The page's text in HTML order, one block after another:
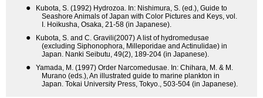
●
Kubota, S. (1992) Hydrozoa. In: Nishimura, S. (ed.), Guide to
Seashore Animals of Japan with Color Pictures and Keys, vol.
I. Hoikusha, Osaka, 21-58 (in Japanese).
●
Kubota, S. and C. Gravili(2007) A list of hydromedusae
(excluding Siphonophora, Milleporidae and Actinulidae) in
Japan. Nanki Seibutu, 49(2), 189-204 (in Japanese).
●
Yamada, M. (1997) Order Narcomedusae. In: Chihara, M. & M.
Murano (eds.), An illustrated guide to marine plankton in
Japan. Tokai University Press, Tokyo., 503-504 (in Japanese).